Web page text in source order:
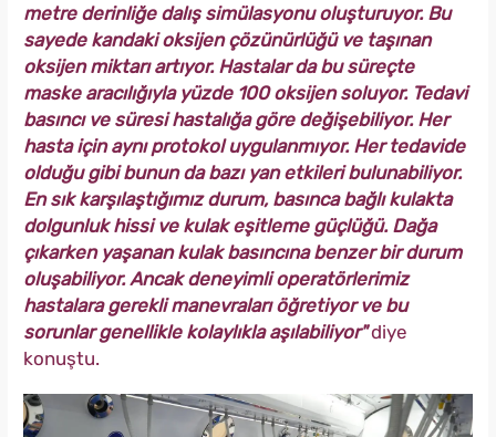
metre derinliğe dalış simülasyonu oluşturuyor. Bu
sayede kandaki oksijen çözünürlüğü ve taşınan
oksijen miktarı artıyor. Hastalar da bu süreçte
maske aracılığıyla yüzde 100 oksijen soluyor. Tedavi
basıncı ve süresi hastalığa göre değişebiliyor. Her
hasta için aynı protokol uygulanmıyor. Her tedavide
olduğu gibi bunun da bazı yan etkileri bulunabiliyor.
En sık karşılaştığımız durum, basınca bağlı kulakta
dolgunluk hissi ve kulak eşitleme güçlüğü. Dağa
çıkarken yaşanan kulak basıncına benzer bir durum
oluşabiliyor. Ancak deneyimli operatörlerimiz
hastalara gerekli manevraları öğretiyor ve bu
sorunlar genellikle kolaylıkla aşılabiliyor"diye
konuştu.